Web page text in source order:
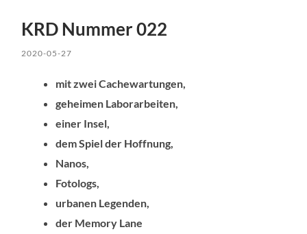
KRD Nummer 022
2020-05-27
mit zwei Cachewartungen,
geheimen Laborarbeiten,
einer Insel,
dem Spiel der Hoffnung,
Nanos,
Fotologs,
urbanen Legenden,
der Memory Lane